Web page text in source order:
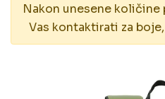
Nakon unesene
Vas kontaktirati za